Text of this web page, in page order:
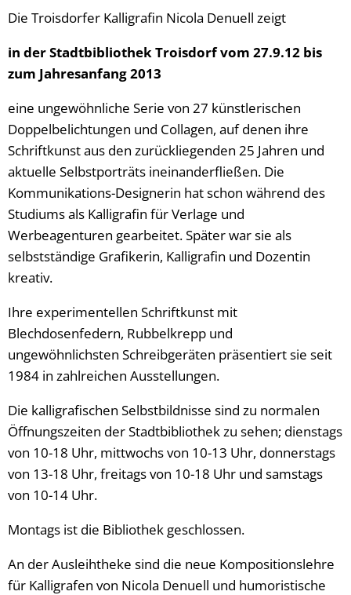
Die Troisdorfer Kalligrafin Nicola Denuell zeigt
in der Stadtbibliothek Troisdorf vom 27.9.12 bis
zum Jahresanfang 2013
eine ungewöhnliche Serie von 27 künstlerischen
Doppelbelichtungen und Collagen, auf denen ihre
Schriftkunst aus den zurückliegenden 25 Jahren und
aktuelle Selbstporträts ineinanderfließen. Die
Kommunikations-Designerin hat schon während des
Studiums als Kalligrafin für Verlage und
Werbeagenturen gearbeitet. Später war sie als
selbstständige Grafikerin, Kalligrafin und Dozentin
kreativ.
Ihre experimentellen Schriftkunst mit
Blechdosenfedern, Rubbelkrepp und
ungewöhnlichsten Schreibgeräten präsentiert sie seit
1984 in zahlreichen Ausstellungen.
Die kalligrafischen Selbstbildnisse sind zu normalen
Öffnungszeiten der Stadtbibliothek zu sehen; dienstags
von 10-18 Uhr, mittwochs von 10-13 Uhr, donnerstags
von 13-18 Uhr, freitags von 10-18 Uhr und samstags
von 10-14 Uhr.
Montags ist die Bibliothek geschlossen.
An der Ausleihtheke sind die neue Kompositionslehre
für Kalligrafen von Nicola Denuell und humoristische